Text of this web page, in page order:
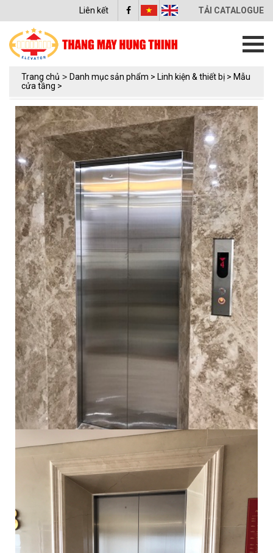
TẢI CATALOGUE
Liên kết
Trang chủ > Danh mục sản phẩm > Linh kiện & thiết bị > Mẫu
cửa tầng >